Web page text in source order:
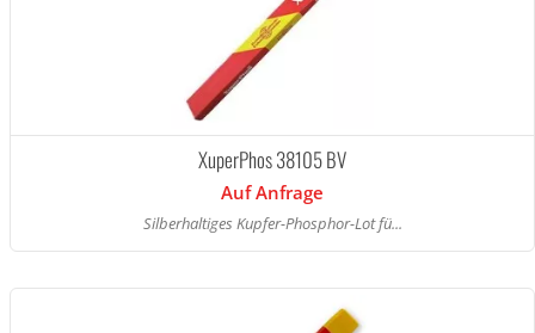
XuperPhos 38105 BV
Auf Anfrage
Silberhaltiges Kupfer-Phosphor-Lot fü...